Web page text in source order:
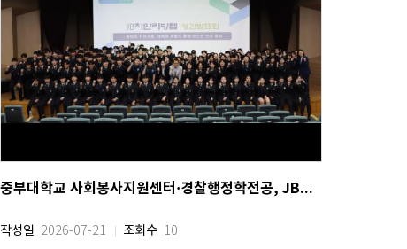
중부대학교 사회봉사지원센터·경찰행정학전공, JB치안리빙랩 성과발표회 성료
작성일 2026-07-21 조회수 10